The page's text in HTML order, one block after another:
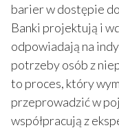
barier w dostępie
Banki projektują i
odpowiadają na
potrzeby osób z
to proces, który
przeprowadzić w
współpracują z